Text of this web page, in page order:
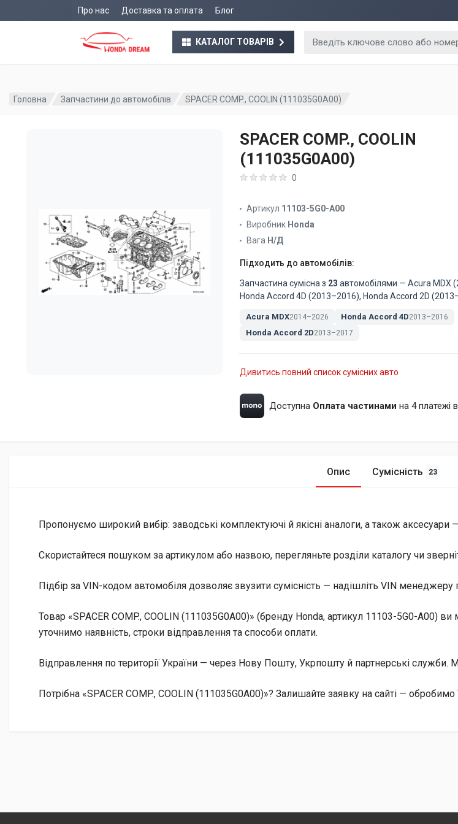
Про нас Доставка та оплата Блог
КАТАЛОГ ТОВАРІВ
Головна Запчастини до автомобілів SPACER COMP., COOLIN (111035G0A00)
SPACER COMP., COOLIN
(111035G0A00)
0
Артикул 11103-5G0-A00
Виробник Honda
Вага Н/Д
Підходить до автомобілів:
Запчастина сумісна з 23 автомобілями — Acura MDX
Honda Accord 4D (2013–2016), Honda Accord 2D
Acura MDX2014–2026 Honda Accord 4D2013–2016
Honda Accord 2D2013–2017
Дивитись повний список сумісних авто
Доступна Оплата частинами на 4 платежі
Опис Сумісність 23
Пропонуємо широкий вибір: заводські комплектуючі й якісні аналоги, а також аксесуари
Скористайтеся пошуком за артикулом або назвою, перегляньте розділи каталогу чи
Підбір за VIN-кодом автомобіля дозволяє звузити сумісність — надішліть VIN
Товар «SPACER COMP., COOLIN (111035G0A00)» (бренду Honda, артикул 11103-5G0-A00)
уточнимо наявність, строки відправлення та способи оплати.
Відправлення по території України — через Нову Пошту, Укрпошту й партнерські
Потрібна «SPACER COMP., COOLIN (111035G0A00)»? Залишайте заявку на сайті —